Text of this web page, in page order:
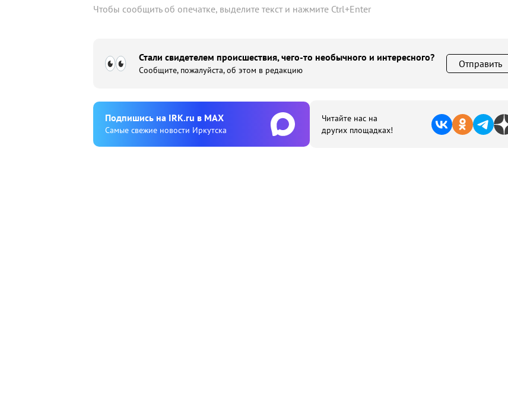
Чтобы сообщить об опечатке, выделите текст и нажмите Ctrl+Enter
Стали свидетелем происшествия, чего-то необычного и интересного?
Сообщите, пожалуйста, об этом в редакцию
Отправить
Подпишиcь на IRK.ru в MAX
Cамые свежие новости Иркутска
Читайте нас на
других площадках!